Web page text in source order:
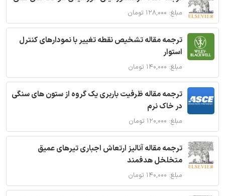
مبلغ: ۱۲۸,۰۰۰ تومان
ترجمه مقاله تشخیص نقطه تغییر با نمودارهای کنترل
استوار
مبلغ: ۱۴۰,۰۰۰ تومان
ترجمه مقاله ظرفیت باربری یک گروه از ستون های سنگی
در خاک نرم
مبلغ: ۱۲۰,۰۰۰ تومان
ترجمه مقاله آنالیز ارتعاش اجباری تیرهای عمیق
متخلخل هدفمند
مبلغ: ۱۴۰,۰۰۰ تومان